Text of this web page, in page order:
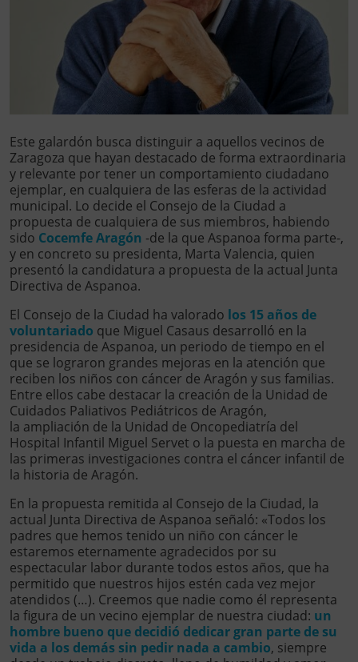
Este galardón busca distinguir a aquellos vecinos de
Zaragoza que hayan destacado de forma extraordinaria
y relevante por tener un comportamiento ciudadano
ejemplar, en cualquiera de las esferas de la actividad
municipal. Lo decide el Consejo de la Ciudad a
propuesta de cualquiera de sus miembros, habiendo
sido Cocemfe Aragón -de la que Aspanoa forma parte-,
y en concreto su presidenta, Marta Valencia, quien
presentó la candidatura a propuesta de la actual Junta
Directiva de Aspanoa.
El Consejo de la Ciudad ha valorado los 15 años de
voluntariado que Miguel Casaus desarrolló en la
presidencia de Aspanoa, un periodo de tiempo en el
que se lograron grandes mejoras en la atención que
reciben los niños con cáncer de Aragón y sus familias.
Entre ellos cabe destacar la creación de la Unidad de
Cuidados Paliativos Pediátricos de Aragón,
la ampliación de la Unidad de Oncopediatría del
Hospital Infantil Miguel Servet o la puesta en marcha de
las primeras investigaciones contra el cáncer infantil de
la historia de Aragón.
En la propuesta remitida al Consejo de la Ciudad, la
actual Junta Directiva de Aspanoa señaló: «Todos los
padres que hemos tenido un niño con cáncer le
estaremos eternamente agradecidos por su
espectacular labor durante todos estos años, que ha
permitido que nuestros hijos estén cada vez mejor
atendidos (…). Creemos que nadie como él representa
la figura de un vecino ejemplar de nuestra ciudad: un
hombre bueno que decidió dedicar gran parte de su
vida a los demás sin pedir nada a cambio, siempre